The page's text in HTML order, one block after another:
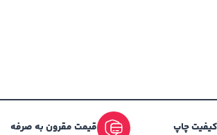
افشان و و دستگاه های چاپ دیجیتال با
بسیار کوچک هستند، برای جلوگیری از
کیفیت چاپ قیمت مقرون به صرفه